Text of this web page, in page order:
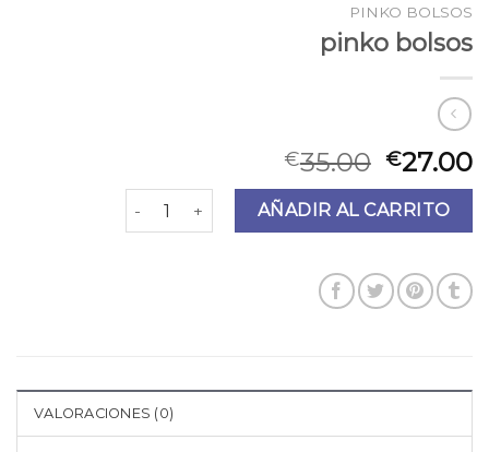
PINKO BOLSOS
pinko bolsos
€35.00 €27.00
pinko bolsos cantidadAÑADIR AL CARRITO
VALORACIONES (0)